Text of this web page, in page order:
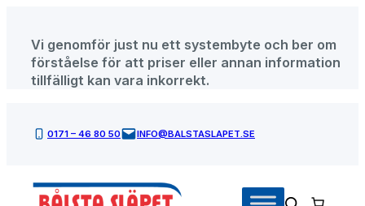
innehåll
Vi genomför just nu ett systembyte och ber om
förståelse för att priser eller annan information
tillfälligt kan vara inkorrekt.
0171 – 46 80 50 INFO@BALSTASLAPET.SE